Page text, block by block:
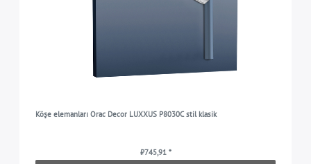
Köşe elemanları Orac Decor LUXXUS P8030C stil klasik
₺745,91 *